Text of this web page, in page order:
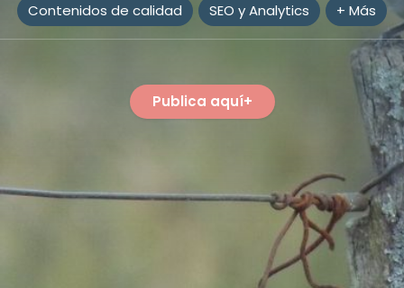
Contenidos de calidad
SEO y Analytics + Más
Publica aquí+